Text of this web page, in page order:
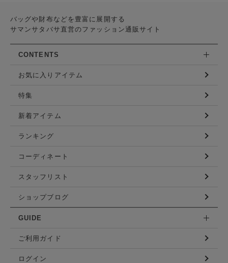
バッグや財布などを豊富に展開する
サマンサタバサ直営のファッション通販サイト
CONTENTS
お気に入りアイテム
特集
新着アイテム
ランキング
コーディネート
スタッフリスト
ショップブログ
GUIDE
ご利用ガイド
ログイン